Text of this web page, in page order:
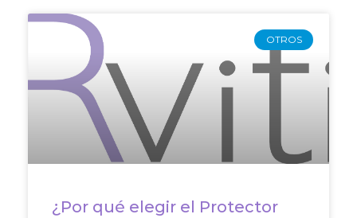
OTROS
¿Por qué elegir el Protector